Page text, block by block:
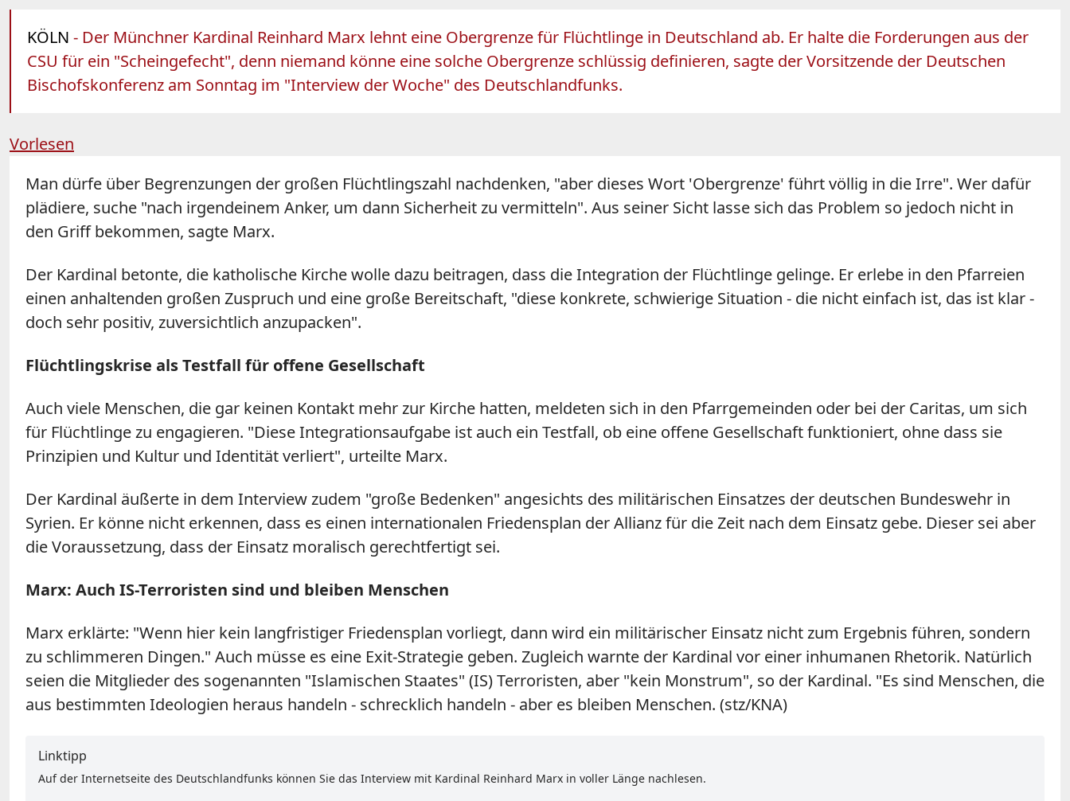
KÖLN - Der Münchner Kardinal Reinhard Marx lehnt eine Obergrenze für Flüchtlinge in Deutschland ab. Er halte die Forderungen aus der
CSU für ein "Scheingefecht", denn niemand könne eine solche Obergrenze schlüssig definieren, sagte der Vorsitzende der Deutschen
Bischofskonferenz am Sonntag im "Interview der Woche" des Deutschlandfunks.
Vorlesen
Man dürfe über Begrenzungen der großen Flüchtlingszahl nachdenken, "aber dieses Wort 'Obergrenze' führt völlig in die Irre". Wer dafür
plädiere, suche "nach irgendeinem Anker, um dann Sicherheit zu vermitteln". Aus seiner Sicht lasse sich das Problem so jedoch nicht in
den Griff bekommen, sagte Marx.
Der Kardinal betonte, die katholische Kirche wolle dazu beitragen, dass die Integration der Flüchtlinge gelinge. Er erlebe in den Pfarreien
einen anhaltenden großen Zuspruch und eine große Bereitschaft, "diese konkrete, schwierige Situation - die nicht einfach ist, das ist klar -
doch sehr positiv, zuversichtlich anzupacken".
Flüchtlingskrise als Testfall für offene Gesellschaft
Auch viele Menschen, die gar keinen Kontakt mehr zur Kirche hatten, meldeten sich in den Pfarrgemeinden oder bei der Caritas, um sich
für Flüchtlinge zu engagieren. "Diese Integrationsaufgabe ist auch ein Testfall, ob eine offene Gesellschaft funktioniert, ohne dass sie
Prinzipien und Kultur und Identität verliert", urteilte Marx.
Der Kardinal äußerte in dem Interview zudem "große Bedenken" angesichts des militärischen Einsatzes der deutschen Bundeswehr in
Syrien. Er könne nicht erkennen, dass es einen internationalen Friedensplan der Allianz für die Zeit nach dem Einsatz gebe. Dieser sei aber
die Voraussetzung, dass der Einsatz moralisch gerechtfertigt sei.
Marx: Auch IS-Terroristen sind und bleiben Menschen
Marx erklärte: "Wenn hier kein langfristiger Friedensplan vorliegt, dann wird ein militärischer Einsatz nicht zum Ergebnis führen, sondern
zu schlimmeren Dingen." Auch müsse es eine Exit-Strategie geben. Zugleich warnte der Kardinal vor einer inhumanen Rhetorik. Natürlich
seien die Mitglieder des sogenannten "Islamischen Staates" (IS) Terroristen, aber "kein Monstrum", so der Kardinal. "Es sind Menschen, die
aus bestimmten Ideologien heraus handeln - schrecklich handeln - aber es bleiben Menschen. (stz/KNA)
Linktipp
Auf der Internetseite des Deutschlandfunks können Sie das Interview mit Kardinal Reinhard Marx in voller Länge nachlesen.